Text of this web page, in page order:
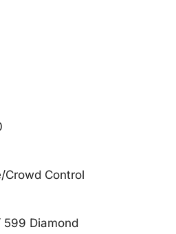
Crowd Control
Diamond